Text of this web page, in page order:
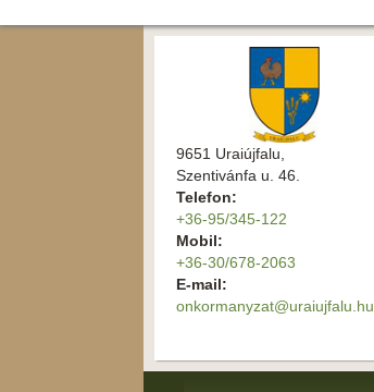
9651 Uraiújfalu,
Szentivánfa u. 46.
Telefon:
+36-95/345-122
Mobil:
+36-30/678-2063
E-mail:
onkormanyzat@uraiujfalu.hu